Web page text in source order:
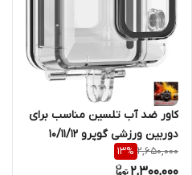
کاور ضد آب تلسین مناسب برای
دوربین ورزشی گوپرو 10/11/12
2,650,000
13%